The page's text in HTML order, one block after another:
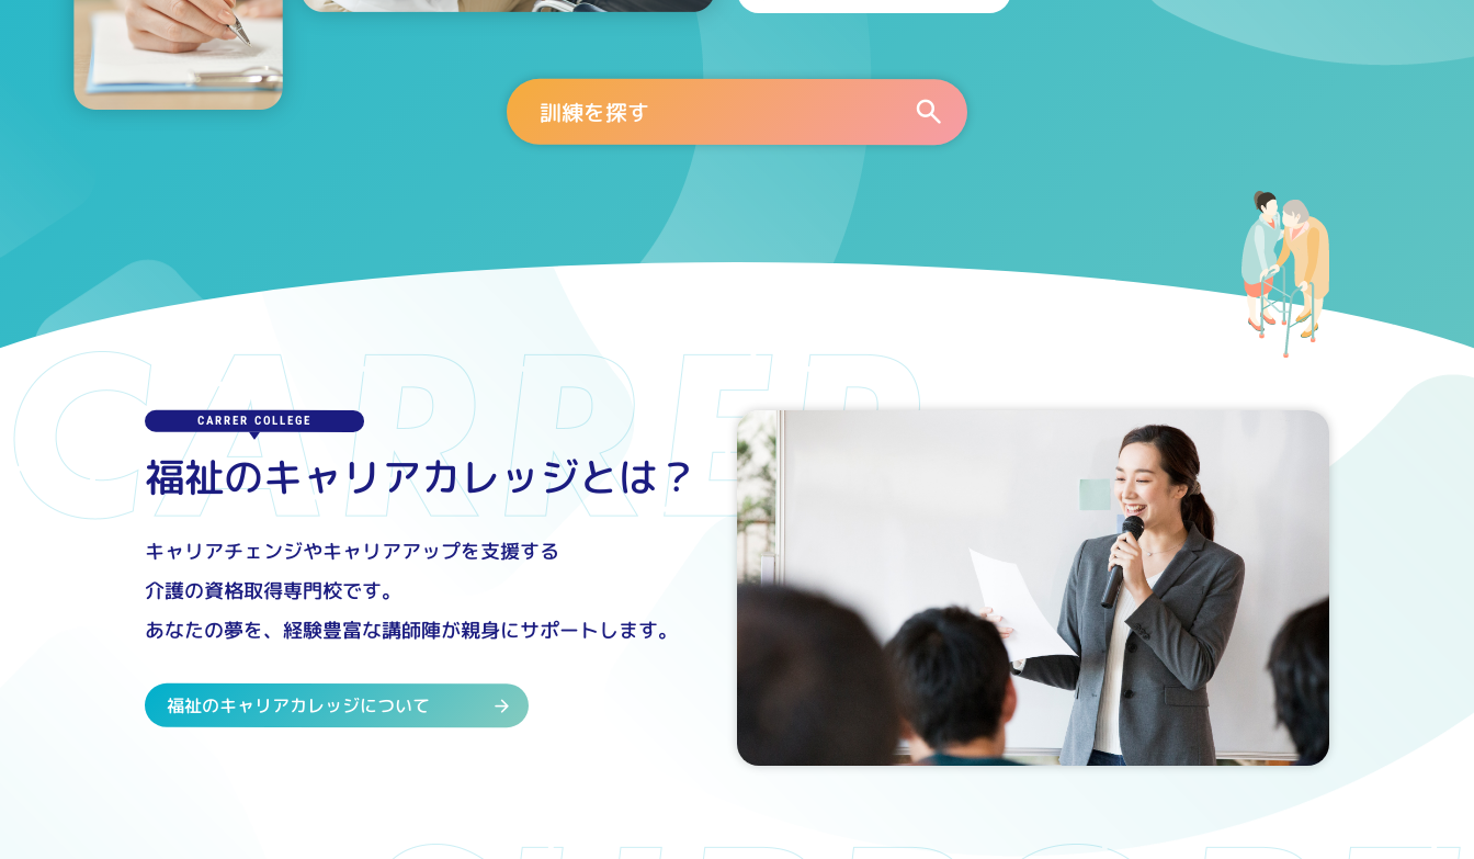
訓練を探す
CARRER COLLEGE
福祉のキャリアカレッジとは？
キャリアチェンジやキャリアアップを支援する
介護の資格取得専門校です。
あなたの夢を、経験豊富な講師陣が親身にサポートします。
福祉のキャリアカレッジについて